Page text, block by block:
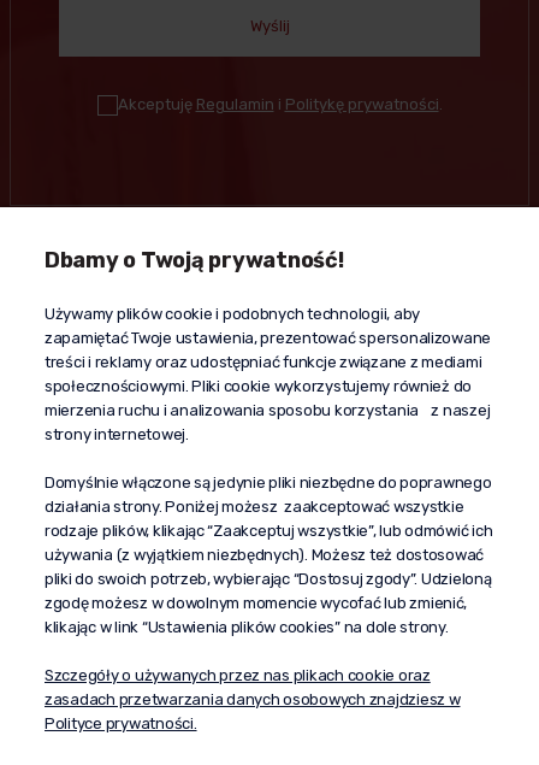
Wyślij
Akceptuję Regulamin i Politykę prywatności.
Kontakt
+48 603 610 870
kontakt@propaganda24h.pl
“Propaganda"
al. Komisji Edukacji Narodowej 51/U5
02-797 Warszawa
Pomoc
Dostawa
Moje konto
O firmie
Dbamy o Twoją prywatność!
Używamy plików cookie i podobnych technologii, aby
zapamiętać Twoje ustawienia, prezentować spersonalizowane
treści i reklamy oraz udostępniać funkcje związane z mediami
społecznościowymi. Pliki cookie wykorzystujemy również do
mierzenia ruchu i analizowania sposobu korzystania z naszej
strony internetowej.
Domyślnie włączone są jedynie pliki niezbędne do poprawnego
działania strony. Poniżej możesz zaakceptować wszystkie
rodzaje plików, klikając “Zaakceptuj wszystkie”, lub odmówić ich
używania (z wyjątkiem niezbędnych). Możesz też dostosować
pliki do swoich potrzeb, wybierając “Dostosuj zgody”. Udzieloną
zgodę możesz w dowolnym momencie wycofać lub zmienić,
klikając w link “Ustawienia plików cookies” na dole strony.
Szczegóły o używanych przez nas plikach cookie oraz
zasadach przetwarzania danych osobowych znajdziesz w
Polityce prywatności.